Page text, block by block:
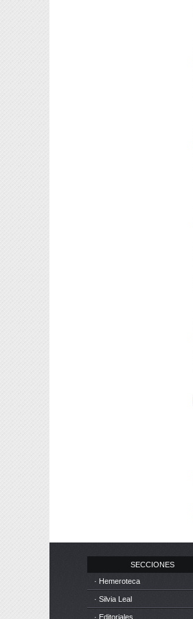
SECCIONES
· Hemeroteca
· Silvia Leal
· Editoriales